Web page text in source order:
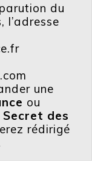
du
l’adresse
une
ou
des
rédirigé